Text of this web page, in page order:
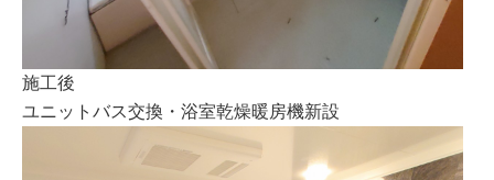
施工後
ユニットバス交換・浴室乾燥暖房機新設